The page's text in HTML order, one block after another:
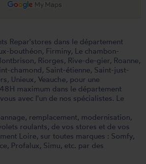
Repar'stores dans le département
bouthéon, Firminy, Le chambon-
, Riorges, Rive-de-gier, Roanne,
chamond, Saint-étienne, Saint-just-
, Unieux, Veauche, pour une
maximum dans le département
avec l'un de nos spécialistes. Le
remplacement, modernisation,
roulants, de vos stores et de vos
Loire, sur toutes marques : Somfy,
Profalux, Simu, etc. par des